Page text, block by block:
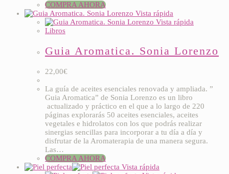
COMPRA AHORA
Vista rápida
Vista rápida
Libros
Guia Aromatica. Sonia Lorenzo
22,00€
La guía de aceites esenciales renovada y ampliada. ”
Guia Aromatica” de Sonia Lorenzo es un libro
actualizado y práctico en el que a lo largo de 220
páginas explorarás 50 aceites esenciales, aceites
vegetales e hidrolatos con los que podrás realizar
sinergias sencillas para incorporar a tu día a día y
disfrutar de la Aromaterapia de una manera segura.
Las…
COMPRA AHORA
Vista rápida